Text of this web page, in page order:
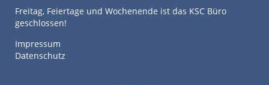
Freitag, Feiertage und Wochenende ist das KSC Büro
geschlossen!
Impressum
Datenschutz